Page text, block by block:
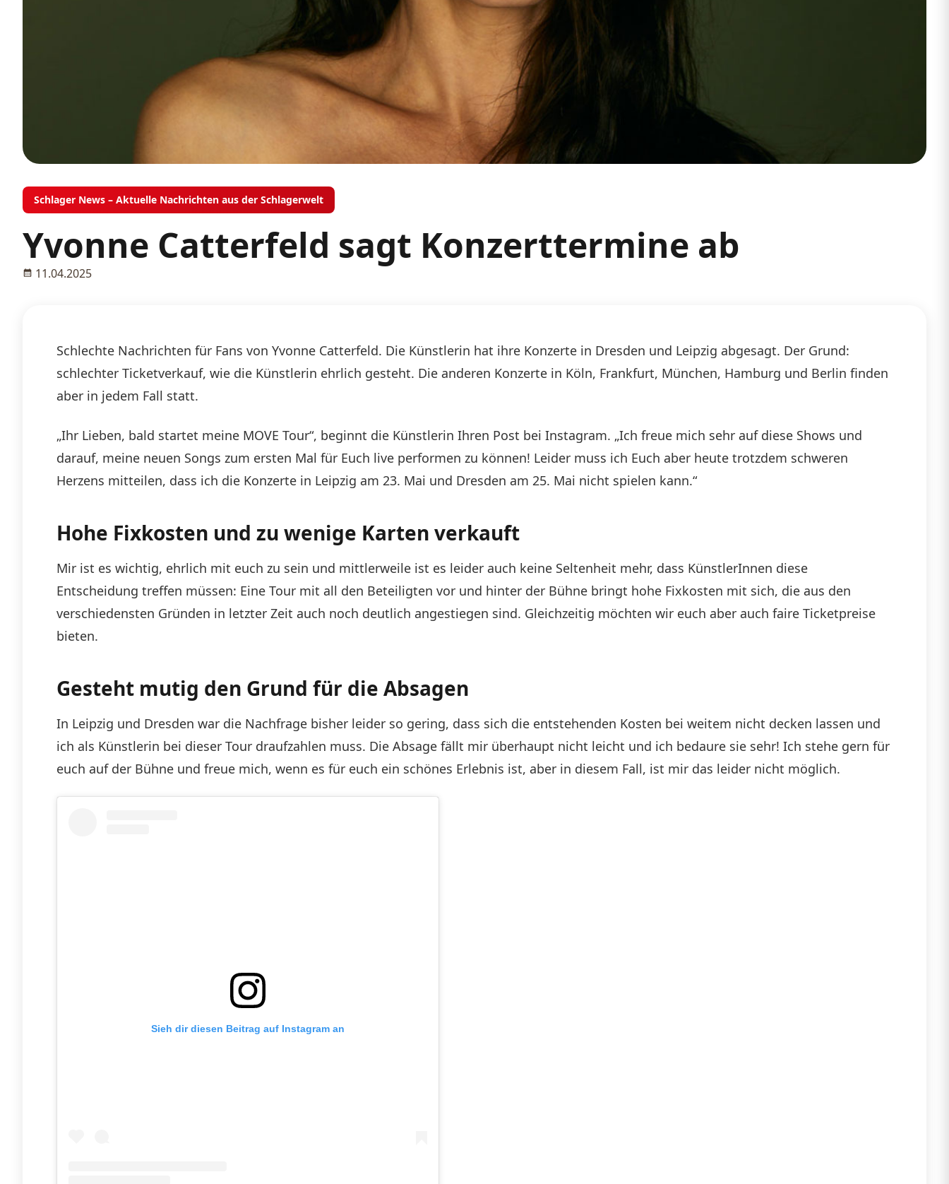
Schlager News – Aktuelle Nachrichten aus der Schlagerwelt
Yvonne Catterfeld sagt Konzerttermine ab
11.04.2025
Schlechte Nachrichten für Fans von Yvonne Catterfeld. Die Künstlerin hat ihre Konzerte in Dresden und Leipzig abgesagt. Der Grund:
schlechter Ticketverkauf, wie die Künstlerin ehrlich gesteht. Die anderen Konzerte in Köln, Frankfurt, München, Hamburg und Berlin finden
aber in jedem Fall statt.
„Ihr Lieben, bald startet meine MOVE Tour“, beginnt die Künstlerin Ihren Post bei Instagram. „Ich freue mich sehr auf diese Shows und
darauf, meine neuen Songs zum ersten Mal für Euch live performen zu können! Leider muss ich Euch aber heute trotzdem schweren
Herzens mitteilen, dass ich die Konzerte in Leipzig am 23. Mai und Dresden am 25. Mai nicht spielen kann.“
Hohe Fixkosten und zu wenige Karten verkauft
Mir ist es wichtig, ehrlich mit euch zu sein und mittlerweile ist es leider auch keine Seltenheit mehr, dass KünstlerInnen diese
Entscheidung treffen müssen: Eine Tour mit all den Beteiligten vor und hinter der Bühne bringt hohe Fixkosten mit sich, die aus den
verschiedensten Gründen in letzter Zeit auch noch deutlich angestiegen sind. Gleichzeitig möchten wir euch aber auch faire Ticketpreise
bieten.
Gesteht mutig den Grund für die Absagen
In Leipzig und Dresden war die Nachfrage bisher leider so gering, dass sich die entstehenden Kosten bei weitem nicht decken lassen und
ich als Künstlerin bei dieser Tour draufzahlen muss. Die Absage fällt mir überhaupt nicht leicht und ich bedaure sie sehr! Ich stehe gern für
euch auf der Bühne und freue mich, wenn es für euch ein schönes Erlebnis ist, aber in diesem Fall, ist mir das leider nicht möglich.
Sieh dir diesen Beitrag auf Instagram an